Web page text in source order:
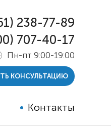
Контакты
238-77-89
707-40-17
Пн-пт 9:00-19:00
КОНСУЛЬТАЦИЮ